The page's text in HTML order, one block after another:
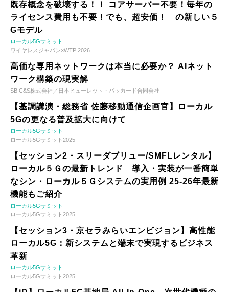
既存概念を破壊する！！ コアサーバー不要！毎年の
ライセンス費用も不要！でも、超安価！ の新しい５
Gモデル
ローカル5Gサミット
ワイヤレスジャパン×WTP 2026
高価な専用ネットワークは本当に必要か？ AIネット
ワーク構築の現実解
SB C&S株式会社／日本ヒューレット・パッカード合同会社
【基調講演・総務省 佐藤移動通信企画官】ローカル
5Gの更なる普及拡大に向けて
ローカル5Gサミット
ローカル5Gサミット2025
【セッション2・スリーダブリュー/SMFLレンタル】
ローカル５Ｇの最新トレンド 導入・実装が一番簡単
なシン・ローカル５Ｇシステムの実用例 25-26年最新
機能もご紹介
ローカル5Gサミット
ローカル5Gサミット2025
【セッション3・京セラみらいエンビジョン】高性能
ローカル5G：新システムと端末で実現するビジネス
革新
ローカル5Gサミット
ローカル5Gサミット2025